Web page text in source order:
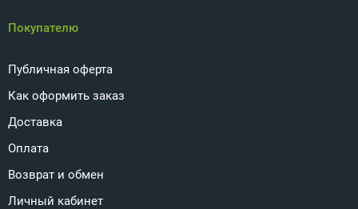
Покупателю
Публичная оферта
Как оформить заказ
Доставка
Оплата
Возврат и обмен
Личный кабинет